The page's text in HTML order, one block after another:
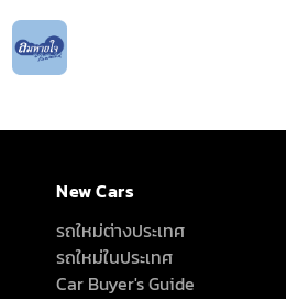
New Cars
รถใหม่ต่างประเทศ
รถใหม่ในประเทศ
Car Buyer's Guide